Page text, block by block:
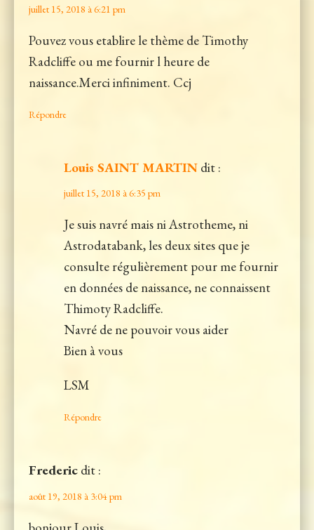
juillet 15, 2018 à 6:21 pm
Pouvez vous etablire le thème de Timothy
Radcliffe ou me fournir l heure de
naissance.Merci infiniment. Ccj
Répondre
Louis SAINT MARTIN dit :
juillet 15, 2018 à 6:35 pm
Je suis navré mais ni Astrotheme, ni
Astrodatabank, les deux sites que je
consulte régulièrement pour me fournir
en données de naissance, ne connaissent
Thimoty Radcliffe.
Navré de ne pouvoir vous aider
Bien à vous
LSM
Répondre
Frederic dit :
août 19, 2018 à 3:04 pm